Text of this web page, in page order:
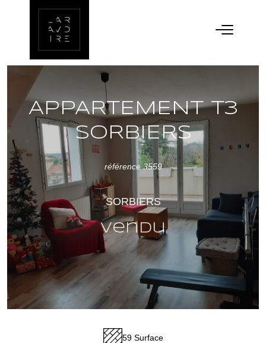
APPARTEMENT T3
SORBIERS
référence 3559
SORBIERS
vendu
59 Surface